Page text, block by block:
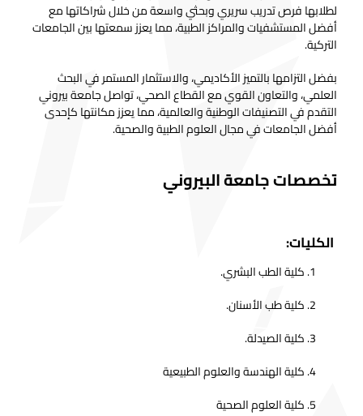
لطلابها فرص تدريب سريري وبحثي واسعة من خلال شراكاتها مع
أفضل المستشفيات والمراكز الطبية، مما يعزز سمعتها بين الجامعات
التركية.
بفضل التزامها بالتميز الأكاديمي، والاستثمار المستمر في البحث
العلمي، والتعاون القوي مع القطاع الصحي، تواصل جامعة بيروني
التقدم في التصنيفات الوطنية والعالمية، مما يعزز مكانتها كإحدى
أفضل الجامعات في مجال العلوم الطبية والصحية.
تخصصات جامعة البيروني
الكليات:
كلية الطب البشري.
كلية طب الأسنان.
كلية الصيدلة.
كلية الهندسة والعلوم الطبيعية
كلية العلوم الصحية